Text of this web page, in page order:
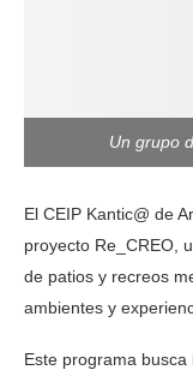
Un grupo
El CEIP Kantic@ de
proyecto Re_CREO,
de patios y recreos
ambientes y
Este programa